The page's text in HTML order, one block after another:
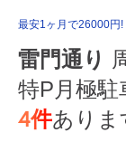
最安1ヶ月で26000円!
雷門通り
特P月極駐
4件ありま